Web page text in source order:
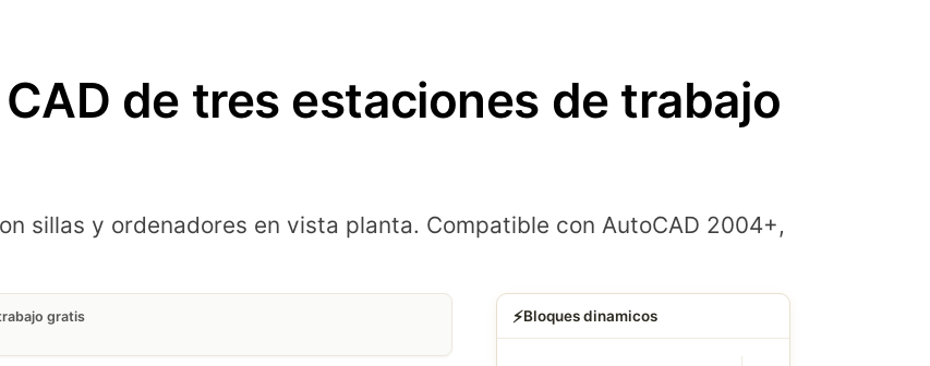
de tres estaciones de trabajo
sillas y ordenadores en vista planta. Compatible con AutoCAD 2004+,
gratis ⚡Bloques dinamicos